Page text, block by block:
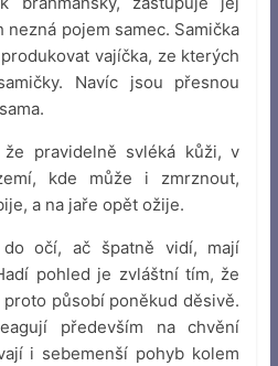
pojem samec. Samička
vajíčka, ze kterých
Navíc jsou přesnou
pravidelně svléká kůži, v
kde může i zmrznout,
a na jaře opět ožije.
do očí, ač špatně vidí, mají
pohled je zvláštní tím, že
působí poněkud děsivě.
především na chvění
i sebemenší pohyb kolem